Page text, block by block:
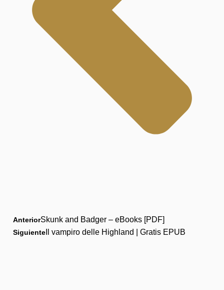
AnteriorSkunk and Badger – eBooks [PDF]
Siguiente Il vampiro delle Highland | Gratis EPUB